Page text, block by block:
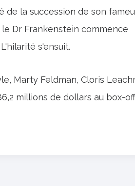
de la succession de son
Dr Frankenstein commence
s'ensuit.
Marty Feldman, Cloris
millions de dollars au box-